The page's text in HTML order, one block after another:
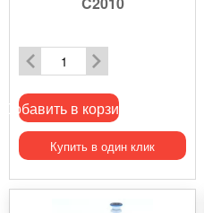
Добавить в корзину
Купить в один клик